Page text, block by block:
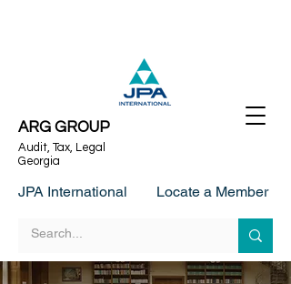
ARG GROUP
Audit, Tax, Legal
Georgia
JPA International Locate a Member